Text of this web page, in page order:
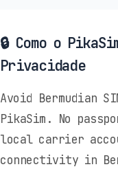
🔒 Como o
Privacidade
Avoid Bermudian
PikaSim. No
local carrier
connectivity in